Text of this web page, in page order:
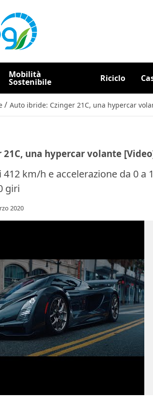
Mobilità
Sostenibile Riciclo
/ Auto ibride: Czinger 21C, una hypercar
una hypercar volante
km/h e accelerazione da 0 a
giri
2020